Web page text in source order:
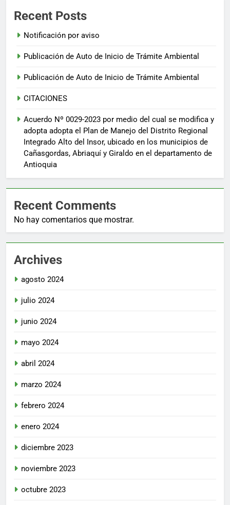
Recent Posts
Notificación por aviso
Publicación de Auto de Inicio de Trámite Ambiental
Publicación de Auto de Inicio de Trámite Ambiental
CITACIONES
Acuerdo Nº 0029-2023 por medio del cual se modifica y
adopta adopta el Plan de Manejo del Distrito Regional
Integrado Alto del Insor, ubicado en los municipios de
Cañasgordas, Abriaquí y Giraldo en el departamento de
Antioquia
Recent Comments
No hay comentarios que mostrar.
Archives
agosto 2024
julio 2024
junio 2024
mayo 2024
abril 2024
marzo 2024
febrero 2024
enero 2024
diciembre 2023
noviembre 2023
octubre 2023